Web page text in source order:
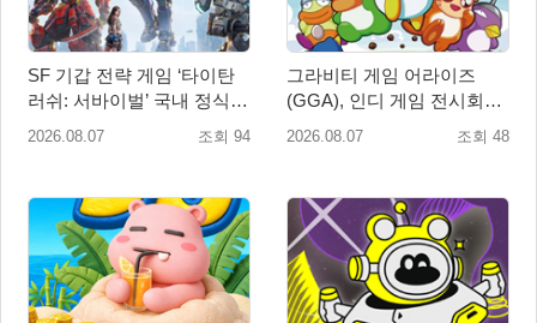
SF 기갑 전략 게임 ‘타이탄
러쉬: 서바이벌’ 국내 정식
출시
2026.08.07 조회 94
그라비티 게임 어라이즈
(GGA), 인디 게임 전시회
‘도쿄 게임 던전 13’ 참가!
2026.08.07 조회 48